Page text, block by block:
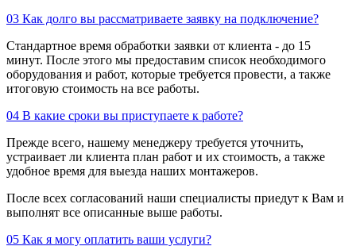
03 Как долго вы рассматриваете заявку на подключение?
Стандартное время обработки заявки от клиента - до 15
минут. После этого мы предоставим список необходимого
оборудования и работ, которые требуется провести, а также
итоговую стоимость на все работы.
04 В какие сроки вы приступаете к работе?
Прежде всего, нашему менеджеру требуется уточнить,
устраивает ли клиента план работ и их стоимость, а также
удобное время для выезда наших монтажеров.
После всех согласований наши специалисты приедут к Вам и
выполнят все описанные выше работы.
05 Как я могу оплатить ваши услуги?